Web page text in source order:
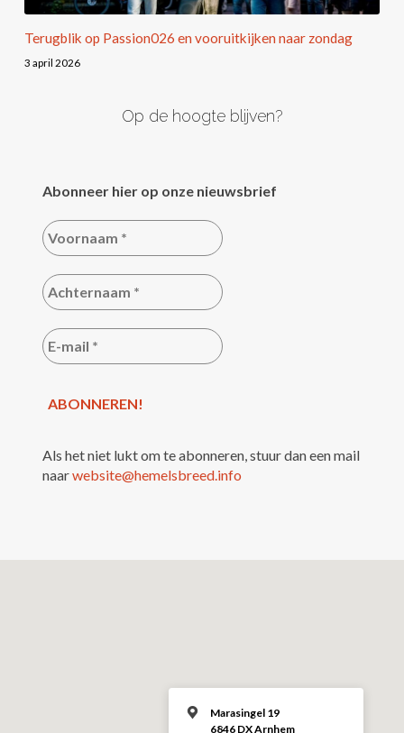
Terugblik op Passion026 en vooruitkijken naar zondag
3 april 2026
Op de hoogte blijven?
Abonneer hier op onze nieuwsbrief
Als het niet lukt om te abonneren, stuur dan een mail
naarwebsite@hemelsbreed.info
Marasingel 19
6846 DX Arnhem